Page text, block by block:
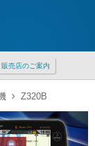
販売店のご案内
Z320B